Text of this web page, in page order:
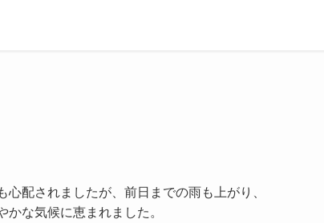
心配されましたが、前日までの雨も上がり、
かな気候に恵まれました。